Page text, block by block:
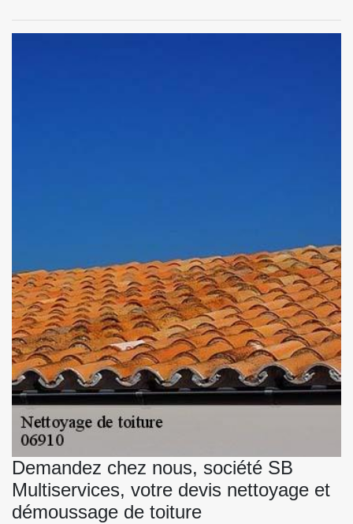
Demandez chez nous, société SB
Multiservices, votre devis nettoyage et
démoussage de toiture